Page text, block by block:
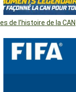
de l’histoire de la CAN